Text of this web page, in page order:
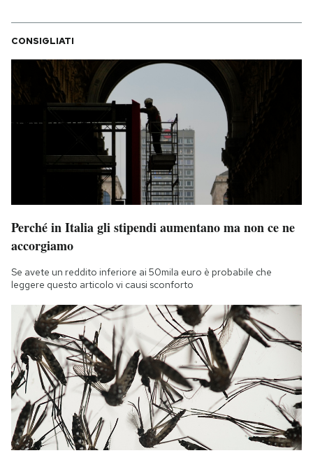
CONSIGLIATI
Perché in Italia gli stipendi aumentano ma non ce ne
accorgiamo
Se avete un reddito inferiore ai 50mila euro è probabile che
leggere questo articolo vi causi sconforto